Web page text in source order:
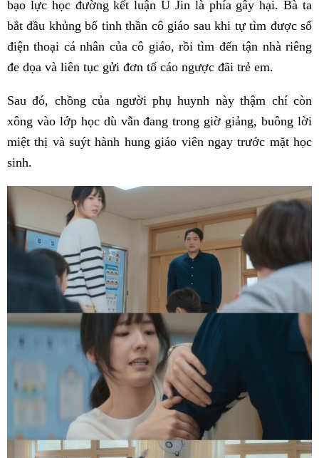
bạo lực học đường kết luận U Jin là phía gây hại. Bà ta
bắt đầu khủng bố tinh thần cô giáo sau khi tự tìm được số
điện thoại cá nhân của cô giáo, rồi tìm đến tận nhà riêng
đe dọa và liên tục gửi đơn tố cáo ngược đãi trẻ em.
Sau đó, chồng của người phụ huynh này thậm chí còn
xông vào lớp học dù vẫn đang trong giờ giảng, buông lời
miệt thị và suýt hành hung giáo viên ngay trước mặt học
sinh.